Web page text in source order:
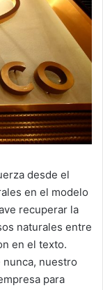
desde el
en el modelo
recuperar la
naturales entre
en el texto.
nunca, nuestro
para